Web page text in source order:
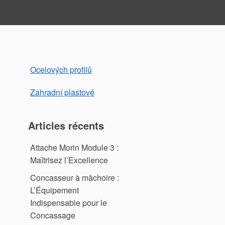
Ocelových profilů
Zahradní plastové
Articles récents
Attache Morin Module 3 :
Maîtrisez l’Excellence
Concasseur à mâchoire :
L’Équipement
Indispensable pour le
Concassage